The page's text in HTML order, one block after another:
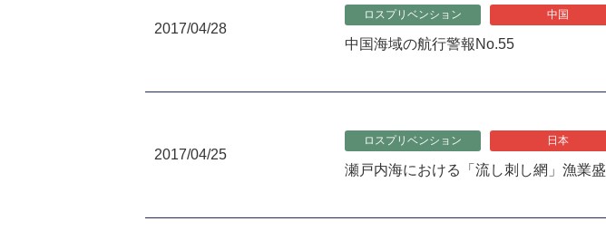
2017/04/28
ロスプリベンション 中国
中国海域の航行警報No.55
2017/04/25
ロスプリベンション 日本
瀬戸内海における「流し刺し網」漁業